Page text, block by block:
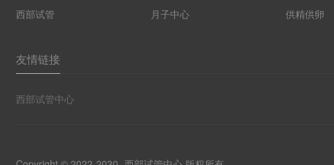
西部试管
月子中心
供精供卵
友情链接
西部试管中心